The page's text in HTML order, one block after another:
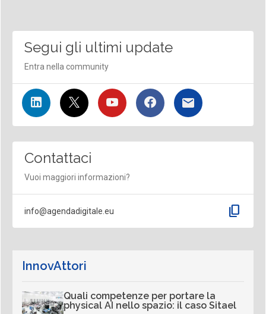
Segui gli ultimi update
Entra nella community
Contattaci
Vuoi maggiori informazioni?
info@agendadigitale.eu content_copy
InnovAttori
Quali competenze per portare la
physical AI nello spazio: il caso Sitael